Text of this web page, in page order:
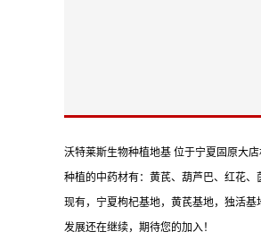
沃特莱斯生物种植地基 位于宁夏固原大店
种植的中药材有：黄芪、葫芦巴、红花、
现有，宁夏枸杞基地，黄芪基地，独活
发展还在继续，期待您的加入！